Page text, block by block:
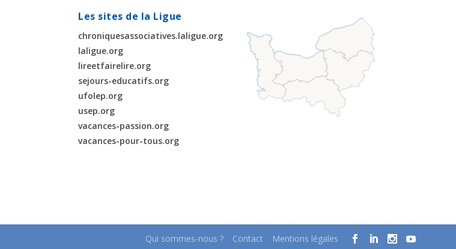
Les sites de la Ligue
chroniquesassociatives.laligue.org
laligue.org
lireetfairelire.org
sejours-educatifs.org
ufolep.org
usep.org
vacances-passion.org
vacances-pour-tous.org
Qui sommes-nous ? Contact Mentions légales